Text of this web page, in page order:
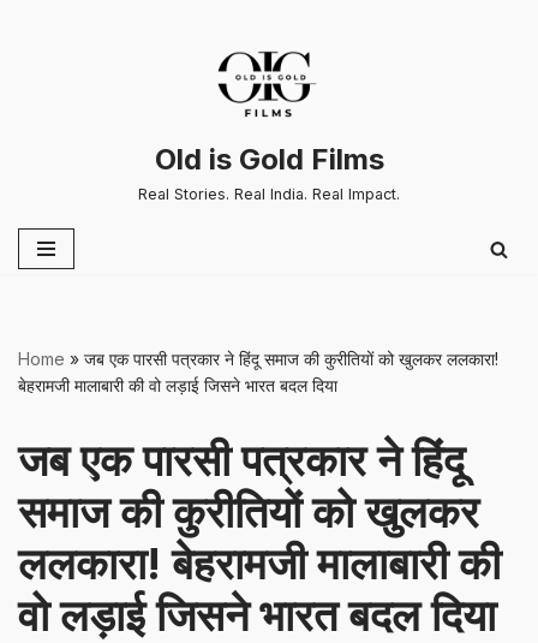
Old is Gold Films
Real Stories. Real India. Real Impact.
Home » जब एक पारसी पत्रकार ने हिंदू समाज की कुरीतियों को खुलकर ललकारा!
बेहरामजी मालाबारी की वो लड़ाई जिसने भारत बदल दिया
जब एक पारसी पत्रकार ने हिंदू
समाज की कुरीतियों को खुलकर
ललकारा! बेहरामजी मालाबारी की
वो लड़ाई जिसने भारत बदल दिया